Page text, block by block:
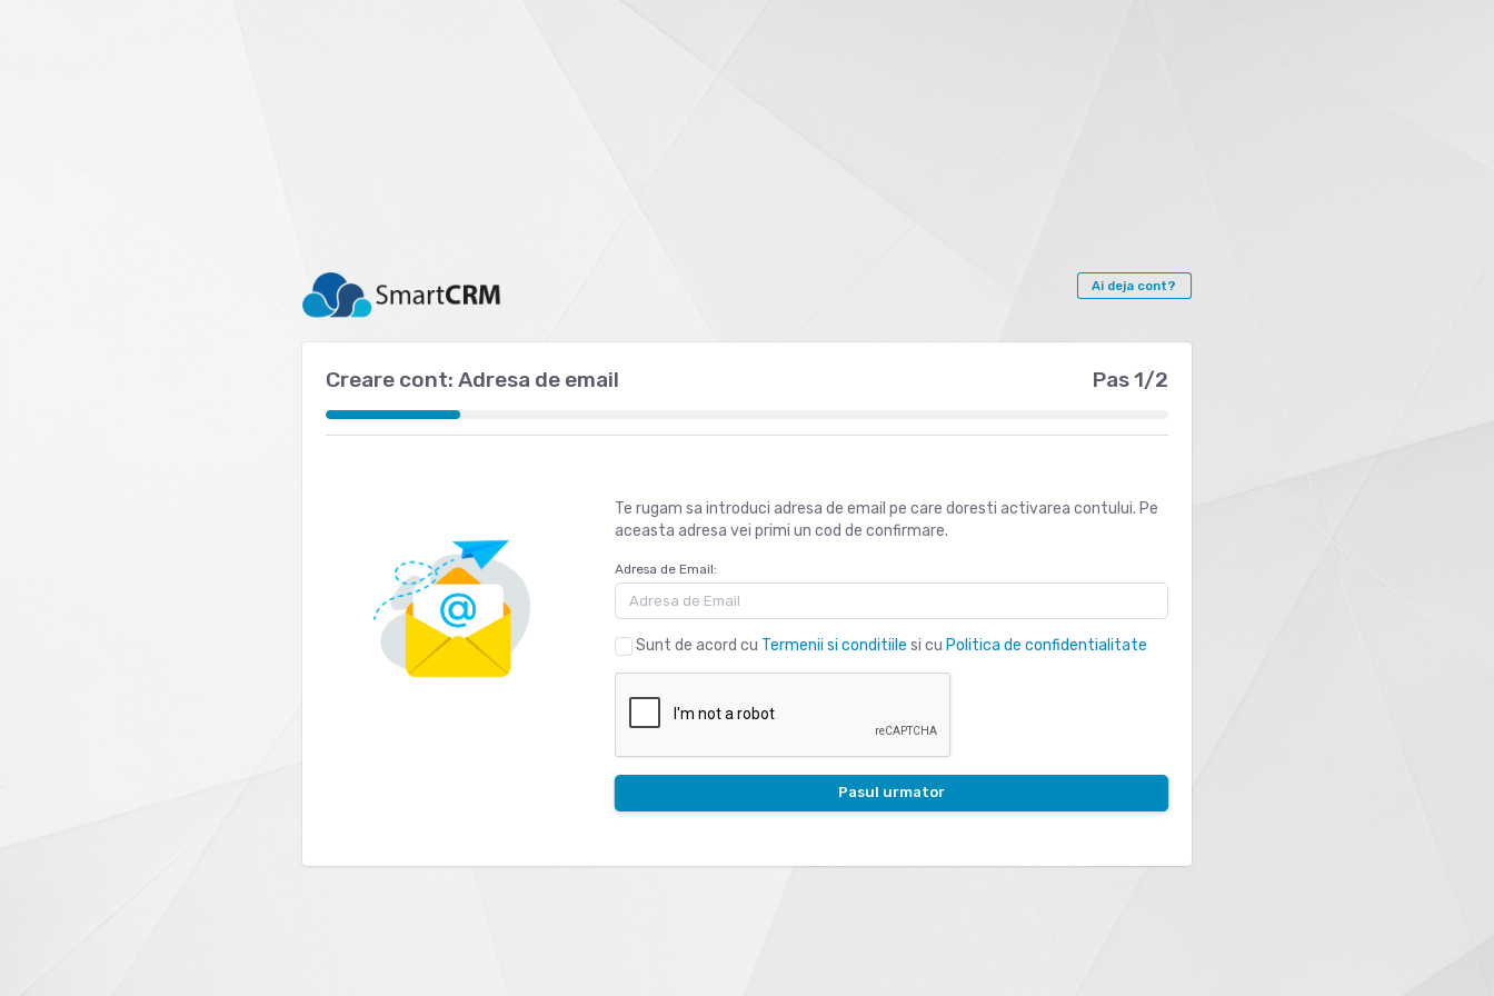
Ai deja cont?
Creare cont: Adresa de email Pas 1/2
Te rugam sa introduci adresa de email pe care doresti activarea contului. Pe
aceasta adresa vei primi un cod de confirmare.
Adresa de Email:
Sunt de acord cu Termenii si conditiile si cu Politica de confidentialitate
Pasul urmator